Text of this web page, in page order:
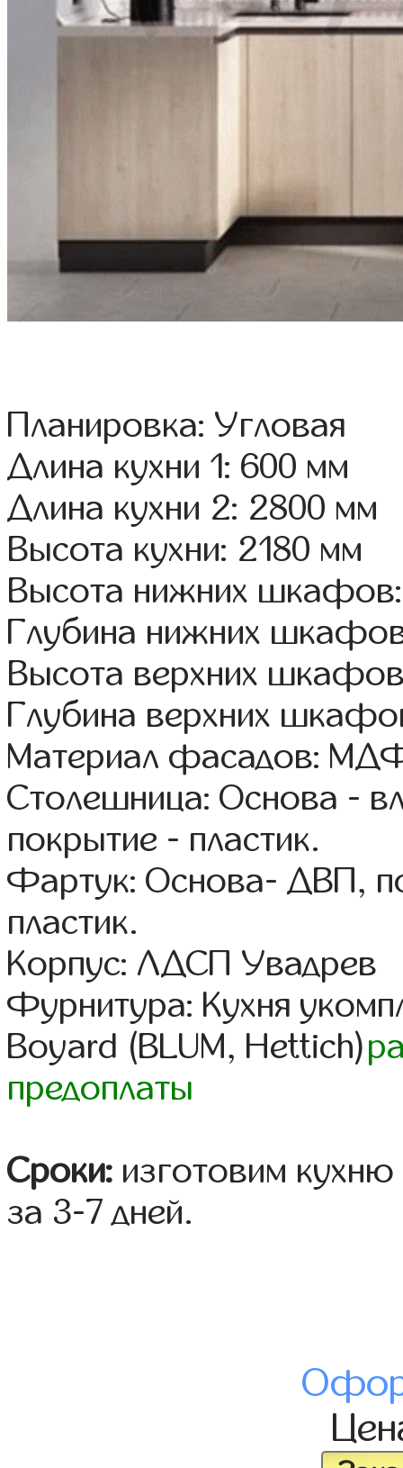
Планировка: Угловая
Длина кухни 1: 600 мм
Длина кухни 2: 2800 мм
Высота кухни: 2180 мм
Высота нижних
Глубина нижних
Высота верхних
Глубина верхних
Материал фасадов:
Столешница: Основа -
покрытие - пластик.
Фартук: Основа- ДВП,
пластик.
Корпус: ЛДСП Увадрев
Фурнитура: Кухня
Boyard (BLUM, Hettich)
предоплаты
Сроки: изготовим
за 3-7 дней.